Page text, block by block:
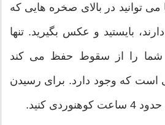
توانید در بالای صخره هایی که
دارند، بایستید و عکس بگیرید. تنها
شما را از سقوط حفظ می کند
است که وجود دارد. برای رسیدن
کنید.